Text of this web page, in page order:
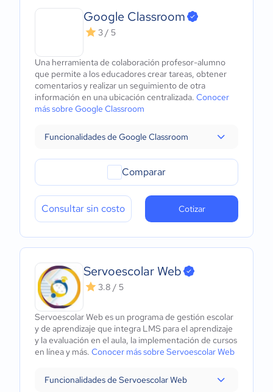
Google Classroom
3 / 5
Una herramienta de colaboración profesor-alumno
que permite a los educadores crear tareas, obtener
comentarios y realizar un seguimiento de otra
información en una ubicación centralizada. Conocer
más sobre Google Classroom
Funcionalidades de Google Classroom
Comparar
Consultar sin costo Cotizar
Servoescolar Web
3.8 / 5
Servoescolar Web es un programa de gestión escolar
y de aprendizaje que integra LMS para el aprendizaje
y la evaluación en el aula, la implementación de cursos
en línea y más. Conocer más sobre Servoescolar Web
Funcionalidades de Servoescolar Web